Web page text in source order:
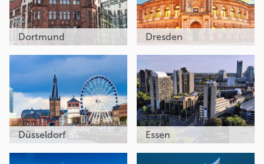
Dortmund Dresden
Düsseldorf Essen